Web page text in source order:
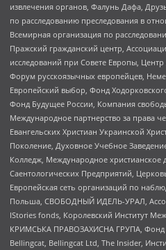
извлечения органов, Фалунь Дафа,
по расследованию преследования в
Всемирная организация по
Пражский гражданский центр,
исследований при Совете Европы,
Форум русскоязычных европейцев,
Европейский выбор, Фонд
Фонд Будущее России, Компания
Международное партнерство за права
Евангельских Христиан Украинской
Поколение, Духовное Учебное
Колледж, Международное христианское
Саентологических Предприятий,
Европейская сеть организаций по
Польша, СВОБОДНЫЙ ИДЕЛЬ-УРАЛ,
IStories fonds, Королевский Институт
КРИМСЬКА ПРАВОЗАХИСНА ГРУПА, Фонд
Bellingcat, Bellingcat Ltd, The Insider,